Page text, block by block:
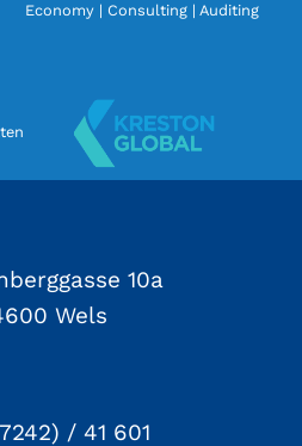
Economy | Consulting | Auditing
10a
Wels
/ 41 601